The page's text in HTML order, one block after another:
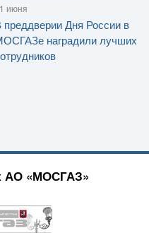
июня
преддверии Дня России в
наградили лучших
АО «МОСГАЗ»